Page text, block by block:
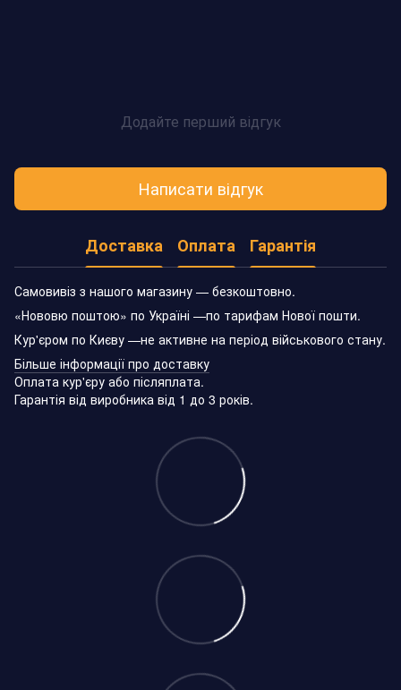
Додайте перший відгук
Написати відгук
Доставка Оплата Гарантія
Самовивіз з нашого магазину — безкоштовно.
«Нововю поштою» по Україні —по тарифам Нової пошти.
Кур'єром по Києву —не активне на період військового стану.
Більше інформації про доставку
Оплата кур'єру або післяплата.
Гарантія від виробника від 1 до 3 років.